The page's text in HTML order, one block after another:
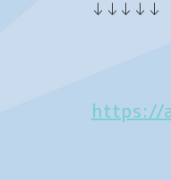
↓↓↓↓↓
https://